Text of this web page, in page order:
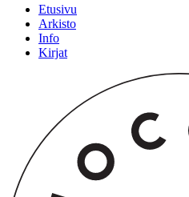
Etusivu
Arkisto
Info
Kirjat